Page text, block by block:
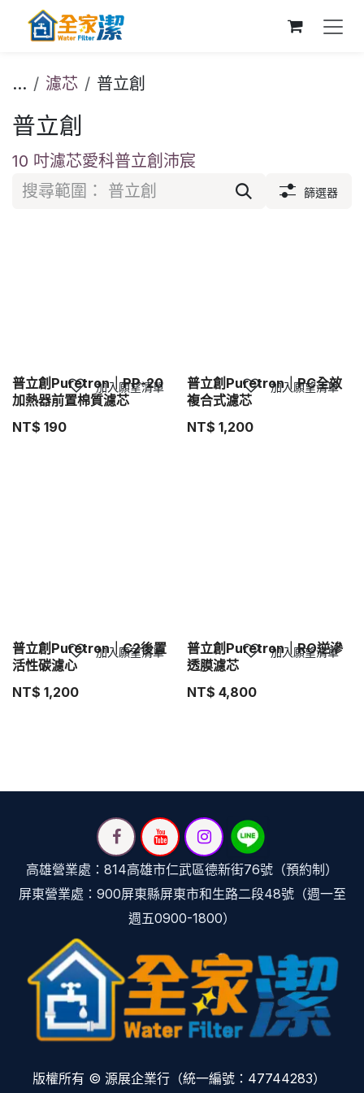
跳至內容
... 濾芯 普立創
普立創
10 吋濾芯愛科普立創 沛宸
篩選器
普立創Puretron｜PP-20
加熱器前置棉質濾芯
NT$ 190
加入願望清單
普立創Puretron｜PC全效
複合式濾芯
NT$ 1,200
加入願望清單
普立創Puretron｜C2後置
活性碳濾心
NT$ 1,200
加入願望清單
普立創Puretron｜RO逆滲
透膜濾芯
NT$ 4,800
加入願望清單
高雄營業處：814高雄市仁武區德新街76號（預約制）
屏東營業處：900屏東縣屏東市和生路二段48號（週一至
週五0900-1800）
版權所有 © 源展企業行（統一編號：47744283）